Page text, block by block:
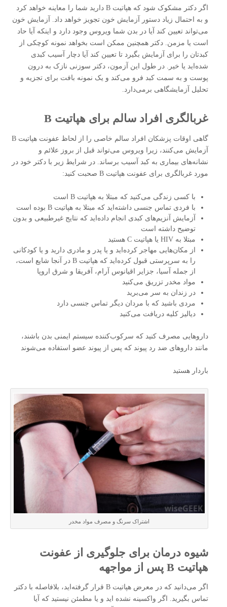
اگر دکتر مشکوک شود که هپاتیت B دارید شما را معاینه خواهد کرد
و به احتمال زیاد دستور آزمایش خون تجویز خواهد داد. آزمایش خون
می‌تواند تعیین کند آیا در بدن شما ویروس وجود دارد و اینکه آیا حاد
است یا مزمن. دکتر همچنین ممکن است بخواهد نمونه کوچکی از
کبدتان را برای آزمایش بگیرد تا تعیین کند آیا دچار آسیب کبدی
شده‌اید یا خیر. در طول این آزمون، دکتر سوزنی نازک به درون
پوست و به سمت کبد فرو می‌کند و یک نمونه بافت برای تجزیه و
تحلیل آزمایشگاهی برمی‌دارد.
غربالگری افراد سالم برای هپاتیت B
گاهی اوقات پزشکان افراد سالم خاصی را از لحاظ عفونت هپاتیت B
آزمایش می‌کنند، زیرا ویروس می‌تواند قبل از بروز علائم و
نشانه‌های بیماری به کبد آسیب برساند. در شرایط زیر با دکتر خود در
مورد غربالگری برای عفونت هپاتیت B صحبت کنید:
با کسی زندگی می‌کنید که مبتلا به هپاتیت B است
با فردی تماس جنسی داشته‌اید که مبتلا به هپاتیت B بوده است
آزمایش آنزیم‌های کبدی انجام داده‌اید که نتایج غیرطبیعی و بدون
توضیح داشته است
مبتلا به HIV یا هپاتیت C هستید
از مکان‌هایی مهاجر کرده‌اید و یا پدر و مادری دارید و یا کودکانی
را به سرپرستی قبول کرده‌اید که هپاتیت B در آنجا شایع است،
از جمله آسیا، جزایر اقیانوس آرام، آفریقا و شرق اروپا
مواد مخدر تزریق می‌کنید
در زندان به سر می‌برید
مردی باشید که با مردان دیگر تماس جنسی دارد
دیالیز کلیه دریافت می‌کنید
داروهایی مصرف کنید که سرکوب‌کننده سیستم ایمنی بدن باشند،
مانند داروهای ضد رد پیوند که پس از پیوند عضو استفاده می‌شوند
باردار هستید
اشتراک سرنگ و مصرف مواد مخدر
شیوه درمان برای جلوگیری از عفونت
هپاتیت B پس از مواجهه
اگر می‌دانید که در معرض هپاتیت B قرار گرفته‌اید، بلافاصله با دکتر
تماس بگیرید. اگر واکسینه نشده اید و یا مطمئن نیستید که آیا